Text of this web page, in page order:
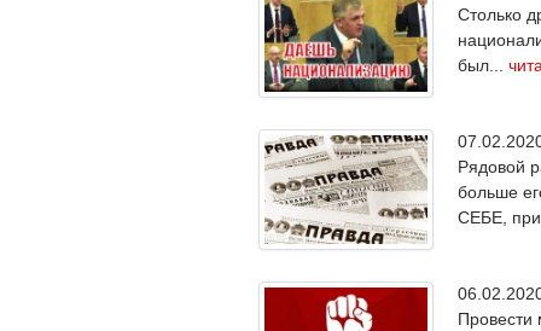
Столько
был...
Рядовой
больше
СЕБЕ,
Провести